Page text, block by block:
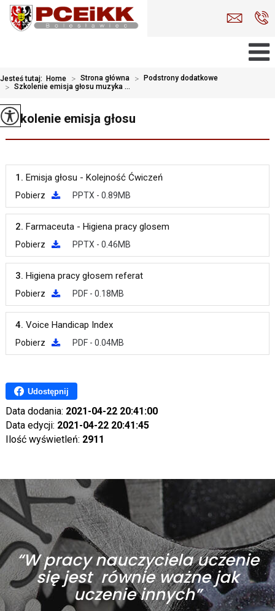
Jesteś tutaj: Home > Strona główna > Podstrony dodatkowe
> Szkolenie emisja głosu muzyka ...
Szkolenie emisja głosu
1. Emisja głosu - Kolejność Ćwiczeń
Pobierz PPTX - 0.89MB
2. Farmaceuta - Higiena pracy glosem
Pobierz PPTX - 0.46MB
3. Higiena pracy głosem referat
Pobierz PDF - 0.18MB
4. Voice Handicap Index
Pobierz PDF - 0.04MB
Udostępnij
Data dodania: 2021-04-22 20:41:00
Data edycji: 2021-04-22 20:41:45
Ilość wyświetleń: 2911
“W pracy nauczyciela uczenie
się jest równie ważne jak
uczenie innych”